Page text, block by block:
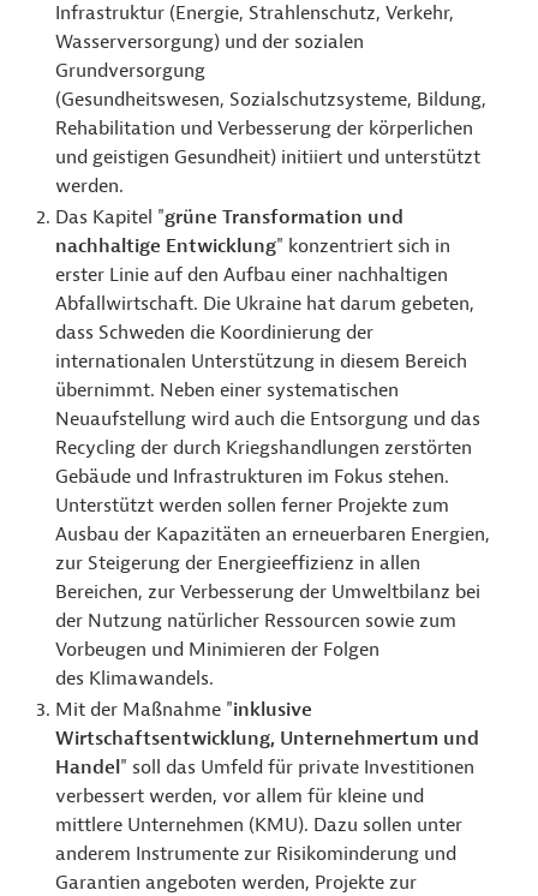
Infrastruktur (Energie, Strahlenschutz, Verkehr,
Wasserversorgung) und der sozialen
Grundversorgung
(Gesundheitswesen, Sozialschutzsysteme, Bildung,
Rehabilitation und Verbesserung der körperlichen
und geistigen Gesundheit) initiiert und unterstützt
werden.
Das Kapitel "grüne Transformation und
nachhaltige Entwicklung" konzentriert sich in
erster Linie auf den Aufbau einer nachhaltigen
Abfallwirtschaft. Die Ukraine hat darum gebeten,
dass Schweden die Koordinierung der
internationalen Unterstützung in diesem Bereich
übernimmt. Neben einer systematischen
Neuaufstellung wird auch die Entsorgung und das
Recycling der durch Kriegshandlungen zerstörten
Gebäude und Infrastrukturen im Fokus stehen.
Unterstützt werden sollen ferner Projekte zum
Ausbau der Kapazitäten an erneuerbaren Energien,
zur Steigerung der Energieeffizienz in allen
Bereichen, zur Verbesserung der Umweltbilanz bei
der Nutzung natürlicher Ressourcen sowie zum
Vorbeugen und Minimieren der Folgen
des Klimawandels.
Mit der Maßnahme "inklusive
Wirtschaftsentwicklung, Unternehmertum und
Handel" soll das Umfeld für private Investitionen
verbessert werden, vor allem für kleine und
mittlere Unternehmen (KMU). Dazu sollen unter
anderem Instrumente zur Risikominderung und
Garantien angeboten werden, Projekte zur